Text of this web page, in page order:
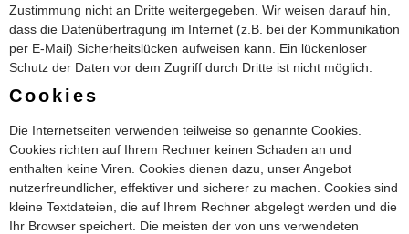
Zustimmung nicht an Dritte weitergegeben. Wir weisen darauf hin,
dass die Datenübertragung im Internet (z.B. bei der Kommunikation
per E-Mail) Sicherheitslücken aufweisen kann. Ein lückenloser
Schutz der Daten vor dem Zugriff durch Dritte ist nicht möglich.
Cookies
Die Internetseiten verwenden teilweise so genannte Cookies.
Cookies richten auf Ihrem Rechner keinen Schaden an und
enthalten keine Viren. Cookies dienen dazu, unser Angebot
nutzerfreundlicher, effektiver und sicherer zu machen. Cookies sind
kleine Textdateien, die auf Ihrem Rechner abgelegt werden und die
Ihr Browser speichert. Die meisten der von uns verwendeten